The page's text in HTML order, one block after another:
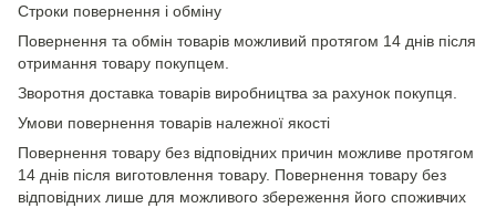
Строки повернення і обміну
Повернення та обмін товарів можливий протягом 14 днів після
отримання товару покупцем.
Зворотня доставка товарів виробництва за рахунок покупця.
Умови повернення товарів належної якості
Повернення товару без відповідних причин можливе протягом
14 днів після виготовлення товару. Повернення товару без
відповідних лише для можливого збереження його споживчих